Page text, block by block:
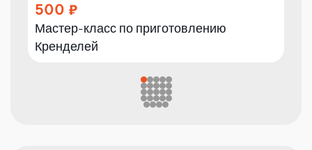
500
Мастер-класс по приготовлению
Кренделей